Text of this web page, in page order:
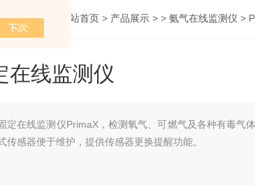
您的位置： 网站首页 > 产品展示 > > 氨气在线监测仪 >
在线监测仪
定在线监测仪PrimaX，检测氧气、可燃气及各种有毒气
传感器便于维护，提供传感器更换提醒功能。